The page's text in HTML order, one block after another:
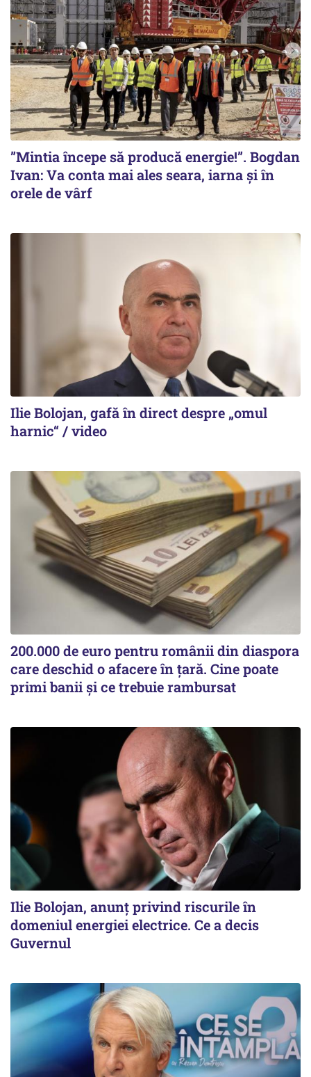
”Mintia începe să producă energie!”. Bogdan
Ivan: Va conta mai ales seara, iarna și în
orele de vârf
Ilie Bolojan, gafă în direct despre „omul
harnic“ / video
200.000 de euro pentru românii din diaspora
care deschid o afacere în țară. Cine poate
primi banii și ce trebuie rambursat
Ilie Bolojan, anunț privind riscurile în
domeniul energiei electrice. Ce a decis
Guvernul